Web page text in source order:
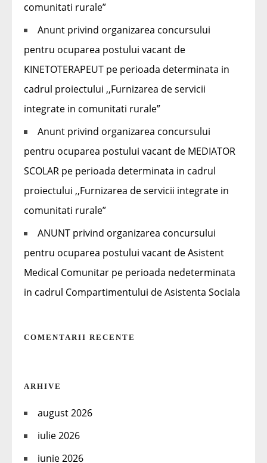
comunitati rurale”
Anunt privind organizarea concursului
pentru ocuparea postului vacant de
KINETOTERAPEUT pe perioada determinata in
cadrul proiectului ,,Furnizarea de servicii
integrate in comunitati rurale”
Anunt privind organizarea concursului
pentru ocuparea postului vacant de MEDIATOR
SCOLAR pe perioada determinata in cadrul
proiectului ,,Furnizarea de servicii integrate in
comunitati rurale”
ANUNT privind organizarea concursului
pentru ocuparea postului vacant de Asistent
Medical Comunitar pe perioada nedeterminata
in cadrul Compartimentului de Asistenta Sociala
COMENTARII RECENTE
ARHIVE
august 2026
iulie 2026
iunie 2026